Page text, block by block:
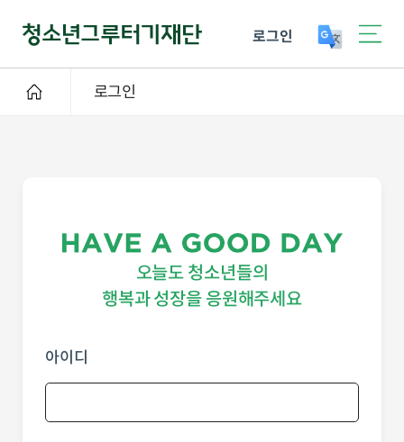
로그인
로그인
오늘도 청소년들의
행복과 성장을 응원해주세요
아이디